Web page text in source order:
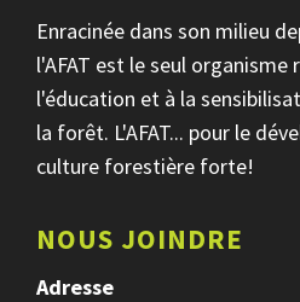
Enracinée dans son milieu
l'AFAT est le seul organisme
l'éducation et à la
la forêt. L'AFAT... pour le
culture forestière forte!
NOUS JOINDRE
Adresse